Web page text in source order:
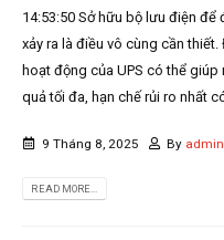
14:53:50 Sở hữu bộ lưu điện
xảy ra là điều vô cùng cần
hoạt động của UPS có thể
quả tối đa, hạn chế rủi ro nhất
9 Tháng 8, 2025 By admin
READ MORE...